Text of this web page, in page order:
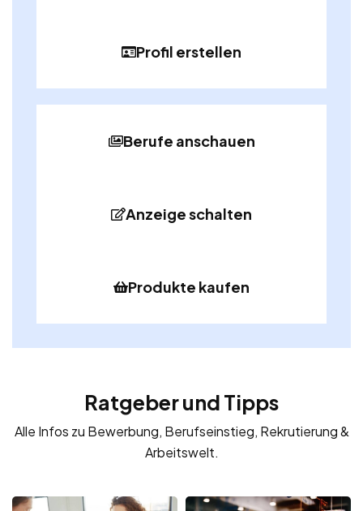
Profil erstellen
Berufe anschauen
Anzeige schalten
Produkte kaufen
Ratgeber und Tipps
Alle Infos zu Bewerbung, Berufseinstieg, Rekrutierung &
Arbeitswelt.